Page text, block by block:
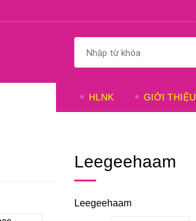
HLNK GIỚI THIỆU
Leegeehaam
Leegeehaam